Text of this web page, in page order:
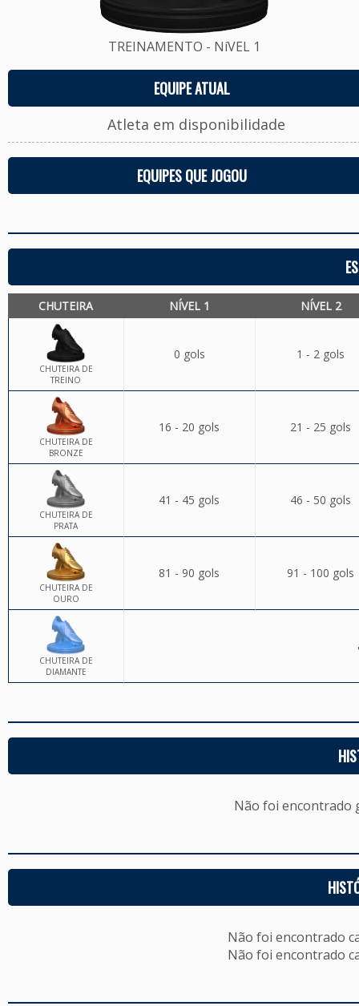
TREINAMENTO - NíVEL 1
EQUIPE ATUAL
Atleta em disponibilidade
EQUIPES QUE JOGOU
CHUTEIRA NÍVEL 1 NÍVEL 2
CHUTEIRA DE
TREINO
0 gols 1 - 2 gols
CHUTEIRA DE
BRONZE
16 - 20 gols 21 - 25 gols
CHUTEIRA DE
PRATA
41 - 45 gols 46 - 50 gols
CHUTEIRA DE
OURO
81 - 90 gols 91 - 100 gols
CHUTEIRA DE
DIAMANTE
Não foi encontrado
Não foi encontrado
Não foi encontrado